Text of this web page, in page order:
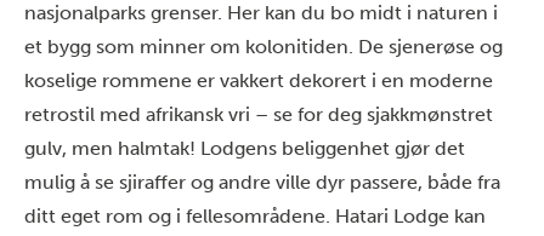
nasjonalparks grenser. Her kan du bo midt i naturen i
et bygg som minner om kolonitiden. De sjenerøse og
koselige rommene er vakkert dekorert i en moderne
retrostil med afrikansk vri – se for deg sjakkmønstret
gulv, men halmtak! Lodgens beliggenhet gjør det
mulig å se sjiraffer og andre ville dyr passere, både fra
ditt eget rom og i fellesområdene. Hatari Lodge kan